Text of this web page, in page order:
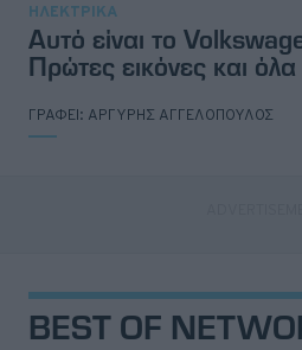
ΗΛΕΚΤΡΙΚΑ
Αυτό είναι το
Πρώτες εικόνες και όλα
ΓΡΑΦΕΙ: ΑΡΓΥΡΗΣ ΑΓΓΕΛΟΠΟΥΛΟΣ
BEST OF